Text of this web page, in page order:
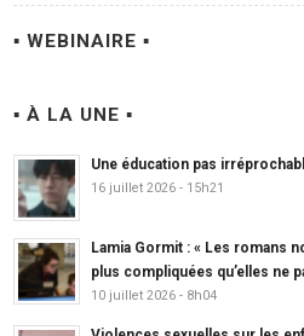
▪ WEBINAIRE ▪
▪ À LA UNE ▪
Une éducation pas
16 juillet 2026 - 15h21
Lamia Gormit : « Les romans
plus compliquées qu’elles ne
10 juillet 2026 - 8h04